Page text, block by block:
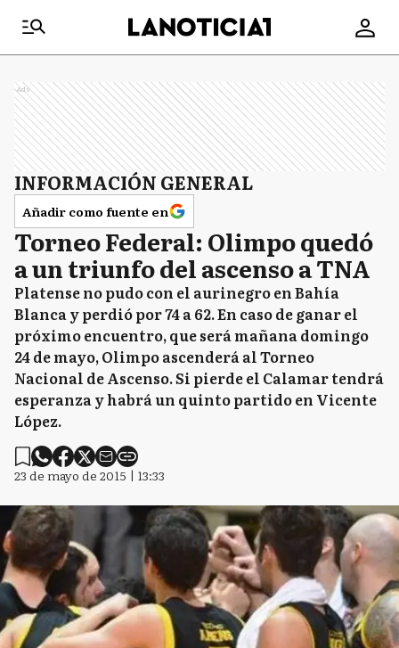
Ads
INFORMACIÓN GENERAL
Añadir como fuente en
Torneo Federal: Olimpo quedó
a un triunfo del ascenso a TNA
Platense no pudo con el aurinegro en Bahía
Blanca y perdió por 74 a 62. En caso de ganar el
próximo encuentro, que será mañana domingo
24 de mayo, Olimpo ascenderá al Torneo
Nacional de Ascenso. Si pierde el Calamar tendrá
esperanza y habrá un quinto partido en Vicente
López.
23 de mayo de 2015 | 13:33